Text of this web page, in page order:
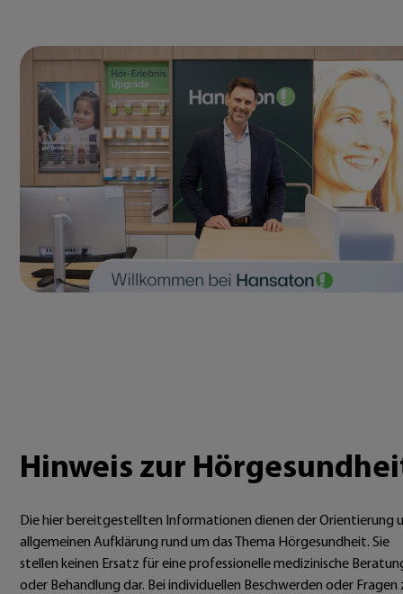
Hinweis zur
Die hier bereitgestellten Informationen dienen der Orientierung
allgemeinen Aufklärung rund um das Thema Hörgesundheit. Sie
stellen keinen Ersatz für eine professionelle medizinische
oder Behandlung dar. Bei individuellen Beschwerden oder Fragen